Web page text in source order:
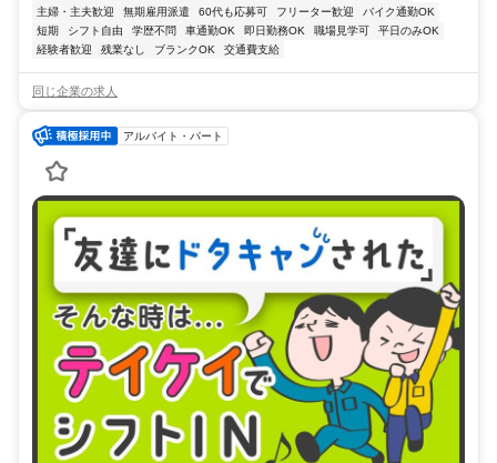
主婦・主夫歓迎
無期雇用派遣 60代も応募可 フリーター歓迎
バイク通勤OK
短期
シフト自由 学歴不問 車通勤OK 即日勤務OK 職場見学可
平日のみOK
経験者歓迎
残業なし ブランクOK 交通費支給
同じ企業の求人
アルバイト・パート